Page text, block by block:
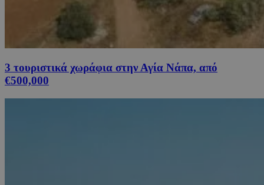
3 τουριστικά χωράφια στην Αγία Νάπα, από
€500,000